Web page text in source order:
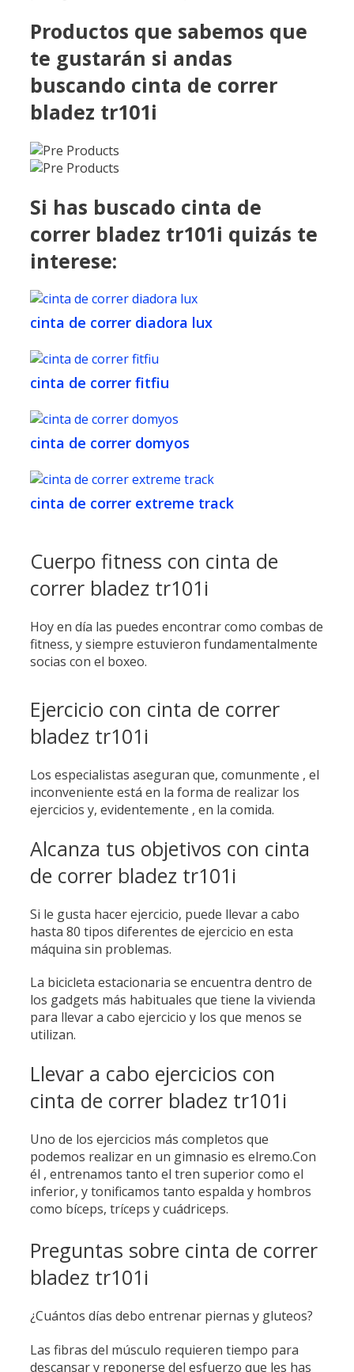
Productos que sabemos que
te gustarán si andas
buscando cinta de correr
bladez tr101i
Si has buscado cinta de
correr bladez tr101i quizás te
interese:
cinta de correr diadora lux
cinta de correr fitfiu
cinta de correr domyos
cinta de correr extreme track
Cuerpo fitness con cinta de
correr bladez tr101i
Hoy en día las puedes encontrar como combas de
fitness, y siempre estuvieron fundamentalmente
socias con el boxeo.
Ejercicio con cinta de correr
bladez tr101i
Los especialistas aseguran que, comunmente , el
inconveniente está en la forma de realizar los
ejercicios y, evidentemente , en la comida.
Alcanza tus objetivos con cinta
de correr bladez tr101i
Si le gusta hacer ejercicio, puede llevar a cabo
hasta 80 tipos diferentes de ejercicio en esta
máquina sin problemas.
La bicicleta estacionaria se encuentra dentro de
los gadgets más habituales que tiene la vivienda
para llevar a cabo ejercicio y los que menos se
utilizan.
Llevar a cabo ejercicios con
cinta de correr bladez tr101i
Uno de los ejercicios más completos que
podemos realizar en un gimnasio es elremo.Con
él , entrenamos tanto el tren superior como el
inferior, y tonificamos tanto espalda y hombros
como bíceps, tríceps y cuádriceps.
Preguntas sobre cinta de correr
bladez tr101i
¿Cuántos días debo entrenar piernas y gluteos?
Las fibras del músculo requieren tiempo para
descansar y reponerse del esfuerzo que les has